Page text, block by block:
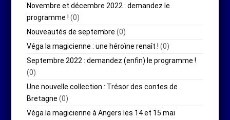
Novembre et décembre 2022 : demandez le
programme ! (0)
Nouveautés de septembre (0)
Véga la magicienne : une héroïne renaît ! (0)
Septembre 2022 : demandez (enfin) le programme !
(0)
Une nouvelle collection : Trésor des contes de
Bretagne (0)
Véga la magicienne à Angers les 14 et 15 mai